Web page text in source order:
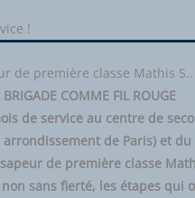
!
de première classe Mathis S..
BRIGADE COMME FIL ROUGE
de ser­vice au centre de
arron­dis­se­ment de Paris) et
de pre­mière classe
sans fier­té, les étapes qui